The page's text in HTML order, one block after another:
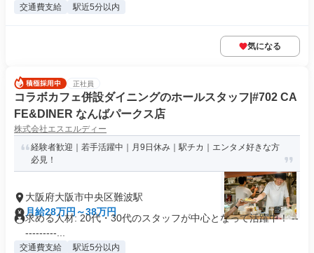
交通費支給 駅近5分以内
気になる
正社員
コラボカフェ併設ダイニングのホールスタッフ|#702 CA
FE&DINER なんばパークス店
株式会社エスエルディー
経験者歓迎｜若手活躍中｜月9日休み｜駅チカ｜エンタメ好きな方
必見！
大阪府大阪市中央区難波駅
月給28万円～38万円
求める人材: 20代・30代のスタッフが中心となって活躍中！ --
---------...
交通費支給 駅近5分以内